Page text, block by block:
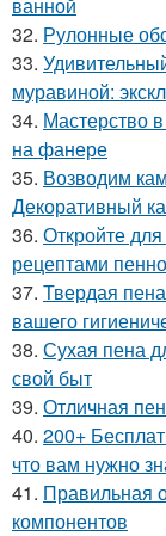
32. Рулонные
33.
муравиной:
34. Мастерство
на фанере
35. Возводим
Декоративный
36. Откройте
рецептами
37. Твердая
вашего
38. Сухая пена
свой быт
39. Отличная
40. 200+
что вам нужно
41. Правильная
компонентов